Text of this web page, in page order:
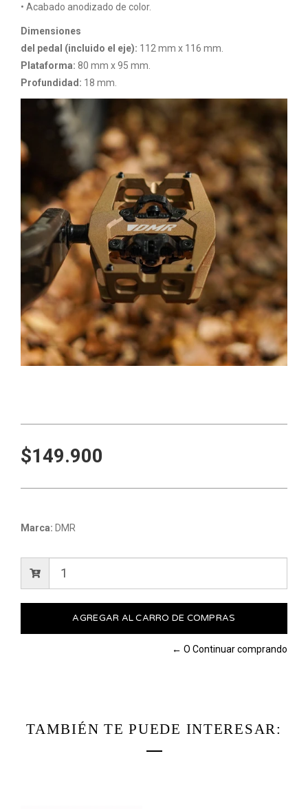
• Acabado anodizado de color.
Dimensiones
del pedal (incluido el eje): 112 mm x 116 mm.
Plataforma: 80 mm x 95 mm.
Profundidad: 18 mm.
$149.900
Marca: DMR
← O Continuar comprando
TAMBIÉN TE PUEDE INTERESAR: